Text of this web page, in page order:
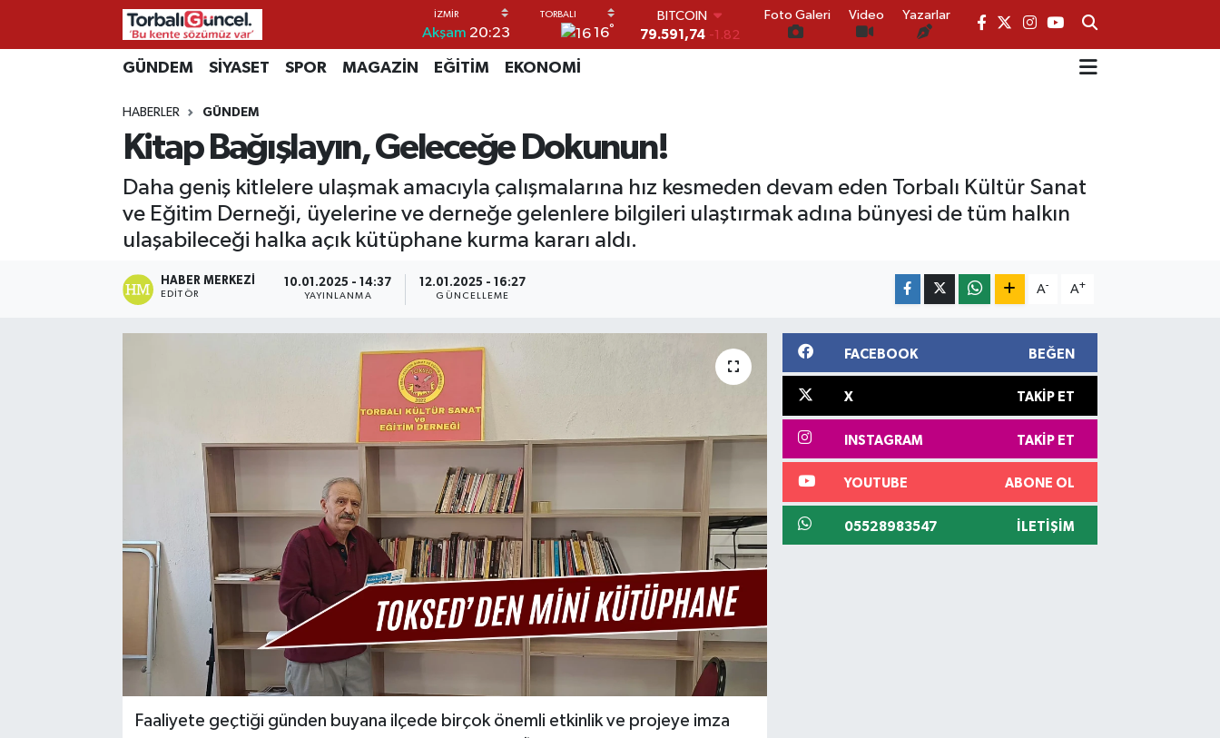
Akşam 20:23 16°
DOLAR
45,43620 0.02
6862,09000
14.598,00 0
BITCOIN
79.591,74
-1.82
Foto Galeri Video Yazarlar
GÜNDEM SİYASET SPOR MAGAZİN EĞİTİM EKONOMİ
HABERLER GÜNDEM
Kitap Bağışlayın, Geleceğe Dokunun!
Daha geniş kitlelere ulaşmak amacıyla çalışmalarına hız kesmeden devam eden Torbalı Kültür Sanat
ve Eğitim Derneği, üyelerine ve derneğe gelenlere bilgileri ulaştırmak adına bünyesi de tüm halkın
ulaşabileceği halka açık kütüphane kurma kararı aldı.
HABER MERKEZI
EDITÖR
10.01.2025 - 14:37
YAYINLANMA
12.01.2025 - 16:27
GÜNCELLEME
A- A+
Faaliyete geçtiği günden buyana ilçede birçok önemli etkinlik ve projeye imza
FACEBOOK BEĞEN
X TAKIP ET
INSTAGRAM TAKIP ET
YOUTUBE ABONE OL
05528983547 İLETIŞIM
İzmir Nöbetçi Eczaneler
İzmir Hava Durumu
İzmir Namaz Vakitleri
İzmir Trafik Yoğunluk Haritası
Süper Lig Puan Durumu ve Fikstür
Tüm Manşetler